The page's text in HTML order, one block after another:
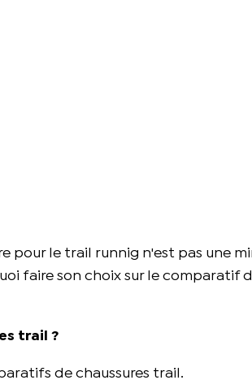
pour le trail runnig n'est pas une
faire son choix sur le comparatif
trail ?
de chaussures trail.